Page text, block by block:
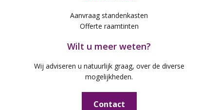
Aanvraag standenkasten
Offerte raamtinten
Wilt u meer weten?
Wij adviseren u natuurlijk graag, over de diverse
mogelijkheden.
Contact